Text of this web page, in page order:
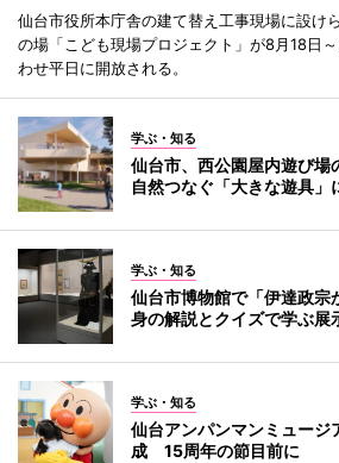
仙台市役所本庁舎の建て替え工事現場に設け
の場「こども現場プロジェクト」が8月18日
わせ平日に開放される。
学ぶ・知る
仙台市、西公園屋内遊び
自然つなぐ「大きな遊具」
学ぶ・知る
仙台市博物館で「伊達政
身の解説とクイズで学ぶ展
学ぶ・知る
仙台アンパンマンミュー
成 15周年の節目前に